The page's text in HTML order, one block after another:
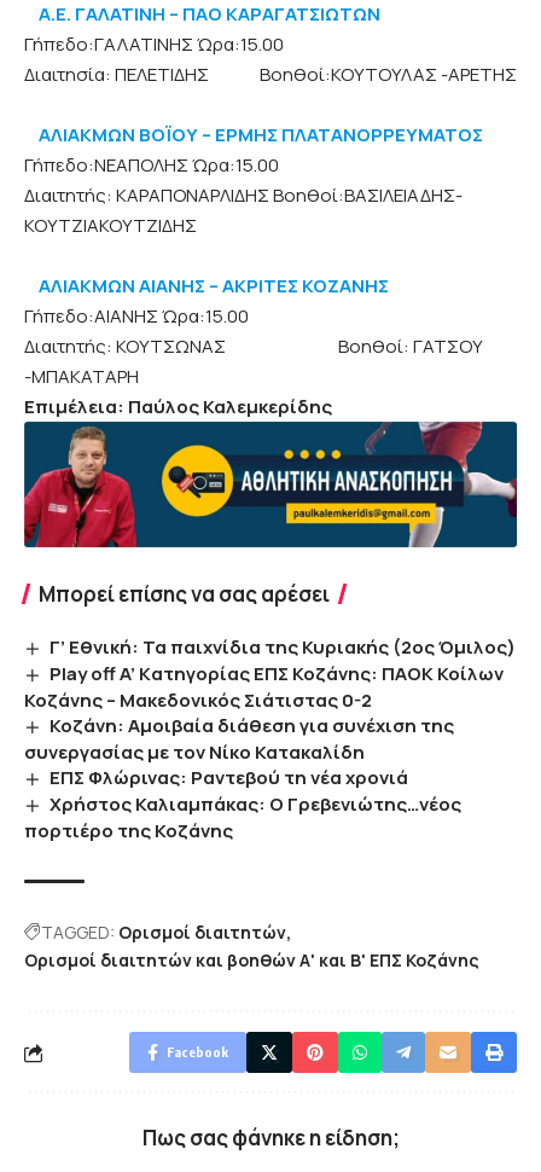
Α.Ε. ΓΑΛΑΤΙΝΗ – ΠΑΟ ΚΑΡΑΓΑΤΣΙΩΤΩΝ
Γήπεδο:ΓΑΛΑΤΙΝΗΣ Ώρα:15.00
Διαιτησία: ΠΕΛΕΤΙΔΗΣ Βοηθοί:ΚΟΥΤΟΥΛΑΣ -ΑΡΕΤΗΣ
ΑΛΙΑΚΜΩΝ ΒΟΪΟΥ – ΕΡΜΗΣ ΠΛΑΤΑΝΟΡΡΕΥΜΑΤΟΣ
Γήπεδο:ΝΕΑΠΟΛΗΣ Ώρα:15.00
Διαιτητής: ΚΑΡΑΠΟΝΑΡΛΙΔΗΣ Βοηθοί:ΒΑΣΙΛΕΙΑΔΗΣ-
ΚΟΥΤΖΙΑΚΟΥΤΖΙΔΗΣ
ΑΛΙΑΚΜΩΝ ΑΙΑΝΗΣ – ΑΚΡΙΤΕΣ ΚΟΖΑΝΗΣ
Γήπεδο:ΑΙΑΝΗΣ Ώρα:15.00
Διαιτητής: ΚΟΥΤΣΩΝΑΣ Βοηθοί: ΓΑΤΣΟΥ
-ΜΠΑΚΑΤΑΡΗ
Επιμέλεια: Παύλος Καλεμκερίδης
Μπορεί επίσης να σας αρέσει
Γ’ Εθνική: Τα παιχνίδια της Κυριακής (2ος Όμιλος)
Play off A’ Kατηγορίας ΕΠΣ Κοζάνης: ΠΑΟΚ Κοίλων
Κοζάνης – Μακεδονικός Σιάτιστας 0-2
Κοζάνη: Αμοιβαία διάθεση για συνέχιση της
συνεργασίας με τον Νίκο Κατακαλίδη
ΕΠΣ Φλώρινας: Ραντεβού τη νέα χρονιά
Χρήστος Καλιαμπάκας: Ο Γρεβενιώτης…νέος
πορτιέρο της Κοζάνης
TAGGED: Ορισμοί διαιτητών
Ορισμοί διαιτητών και βοηθών Α' και Β' ΕΠΣ Κοζάνης
Facebook
Πως σας φάνηκε η είδηση;